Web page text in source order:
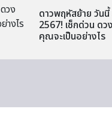
ดาวพฤหัสย้าย วันนี้
2567! เช็กด่วน ดว
คุณจะเป็นอย่างไร